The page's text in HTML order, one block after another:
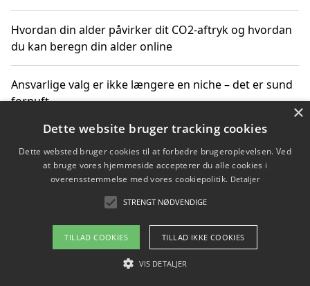
Hvordan din alder påvirker dit CO2-aftryk og hvordan
du kan beregn din alder online
Ansvarlige valg er ikke længere en niche – det er sund
fornuft
Sådan kan du handle bæredygtigt og bestil med
faktura
Om / kontakt
Blog Betingelser
×
Dette website bruger tracking cookies
Dette websted bruger cookies til at forbedre brugeroplevelsen. Ved
at bruge vores hjemmeside accepterer du alle cookies i
overensstemmelse med vores cookiepolitik. Detaljer
STRENGT NØDVENDIGE
TILLAD COOKIES TILLAD IKKE COOKIES
VIS DETALJER